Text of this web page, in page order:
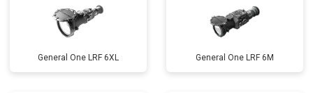
General One LRF 6XL General One LRF 6M